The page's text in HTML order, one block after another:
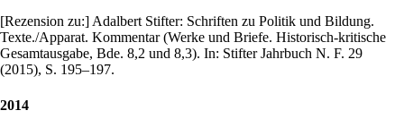
[Rezension zu:] Adalbert Stifter: Schriften zu Politik und Bildung.
Texte./Apparat. Kommentar (Werke und Briefe. Historisch-kritische
Gesamtausgabe, Bde. 8,2 und 8,3). In: Stifter Jahrbuch N. F. 29
(2015), S. 195–197.
2014